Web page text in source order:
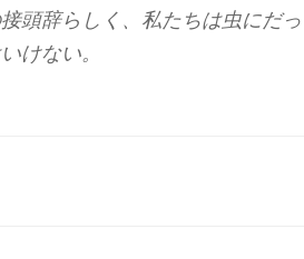
頭辞らしく、私たちは虫にだ
けない。